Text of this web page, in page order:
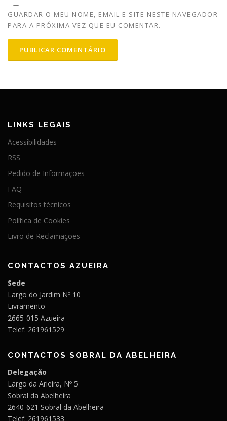
GUARDAR O MEU NOME, EMAIL E SITE NESTE NAVEGADOR
PARA A PRÓXIMA VEZ QUE EU COMENTAR.
LINKS LEGAIS
Acessibilidades
RSS
Pedido de Informações
FAQ
Requisitos técnicos
Política de Cookies
Livro de Reclamações
CONTACTOS AZUEIRA
Sede
Largo do Jardim Nº 10
Livramento
2665-015 Azueira
Telef: 261961529
CONTACTOS SOBRAL DA ABELHEIRA
Delegação
Largo da Arieira, Nº 5
Sobral da Abelheira
2640-621 Sobral da Abelheira
Telef: 261961533